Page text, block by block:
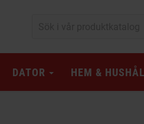
DATOR HEM &